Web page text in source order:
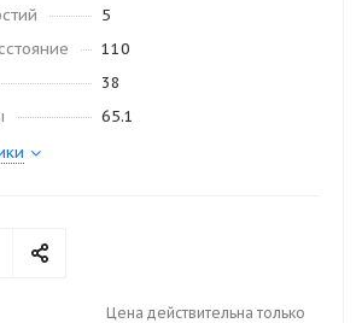
5
110
38
65.1
Цена действительна только